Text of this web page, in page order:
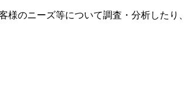
様のニーズ等について調査・分析したり